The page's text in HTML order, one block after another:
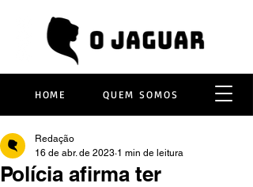
HOME QUEM SOMOS
Polícia afirma ter
Redação
16 de abr. de 2023 1 min de leitura